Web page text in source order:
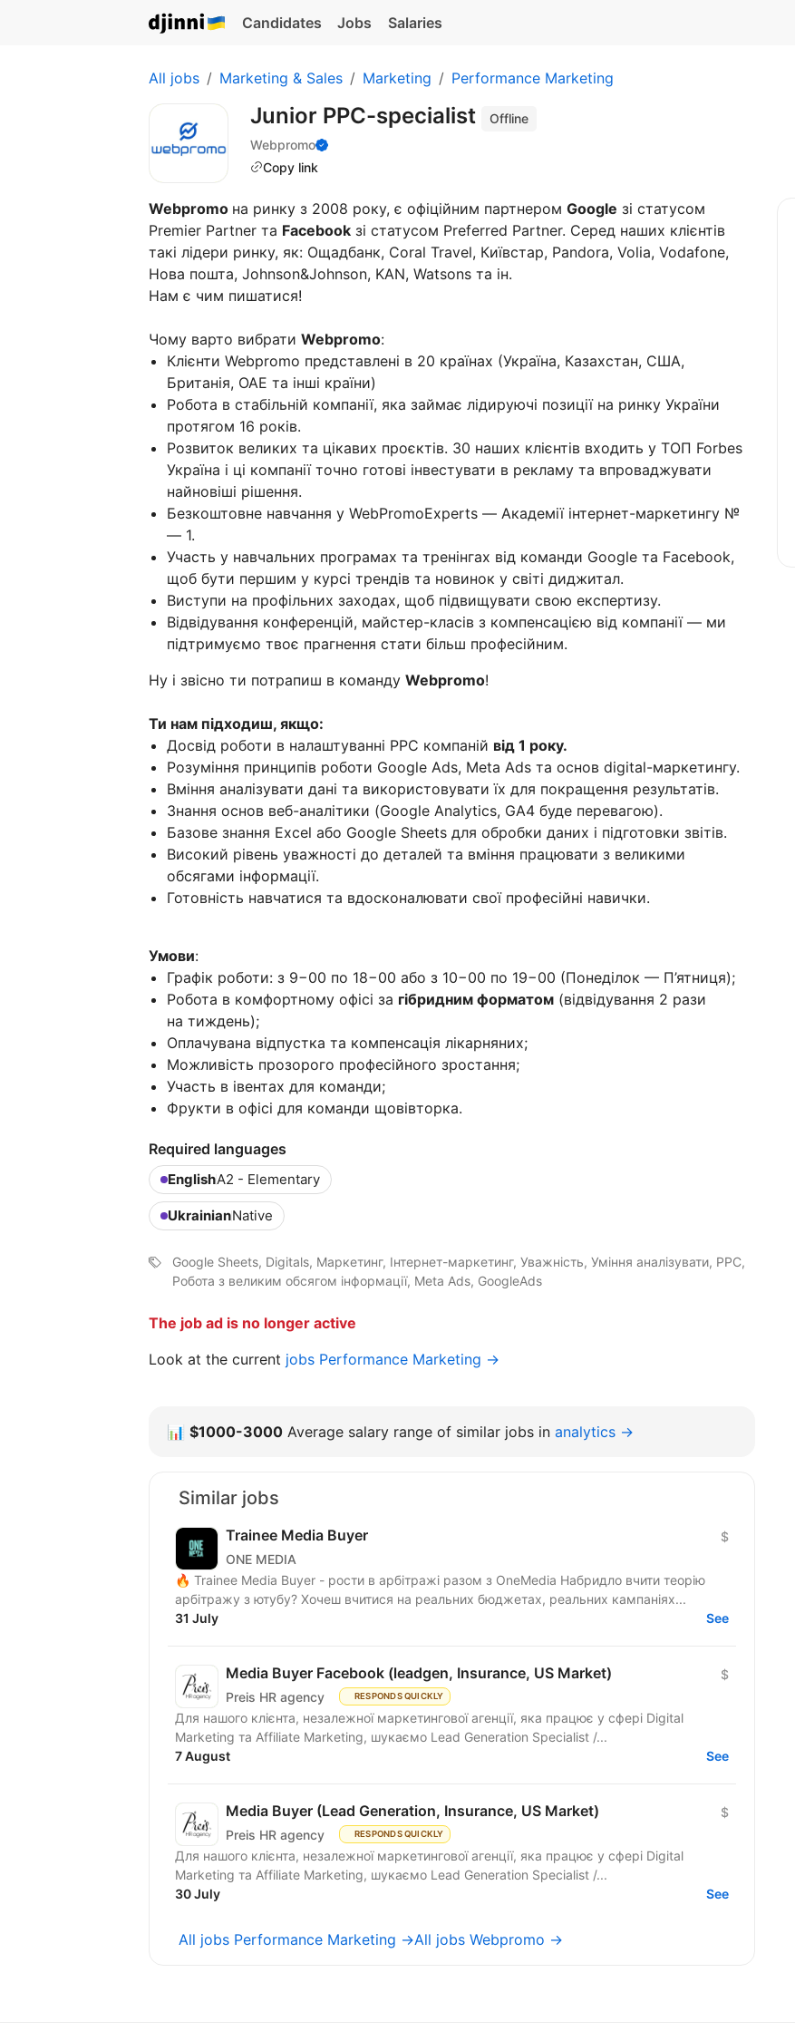
Candidates Jobs Salaries
All jobs Marketing & Sales Marketing Performance Marketing
Junior PPC-specialist
Offline
Webpromo
Copy link
Webpromo на ринку з 2008 року, є офіційним партнером Google зі статусом
Premier Partner та Facebook зі статусом Preferred Partner. Серед наших клієнтів
такі лідери ринку, як: Ощадбанк, Coral Travel, Київстар, Pandora, Volia, Vodafone,
Нова пошта, Johnson&Johnson, KAN, Watsons та ін.
Нам є чим пишатися!
Чому варто вибрати Webpromo:
Клієнти Webpromo представлені в 20 країнах (Україна, Казахстан, США,
Британія, ОАЕ та інші країни)
Робота в стабільній компанії, яка займає лідируючі позиції на ринку України
протягом 16 років.
Розвиток великих та цікавих проєктів. 30 наших клієнтів входить у ТОП Forbes
Україна і ці компанії точно готові інвестувати в рекламу та впроваджувати
найновіші рішення.
Безкоштовне навчання у WebPromoExperts — Академії інтернет-маркетингу №
— 1.
Участь у навчальних програмах та тренінгах від команди Google та Facebook,
щоб бути першим у курсі трендів та новинок у світі диджитал.
Виступи на профільних заходах, щоб підвищувати свою експертизу.
Відвідування конференцій, майстер-класів з компенсацією від компанії — ми
підтримуємо твоє прагнення стати більш професійним.
Ну і звісно ти потрапиш в команду Webpromo!
Ти нам підходиш, якщо:
Досвід роботи в налаштуванні PPC компаній від 1 року.
Розуміння принципів роботи Google Ads, Meta Ads та основ digital-маркетингу.
Вміння аналізувати дані та використовувати їх для покращення результатів.
Знання основ веб-аналітики (Google Analytics, GA4 буде перевагою).
Базове знання Excel або Google Sheets для обробки даних і підготовки звітів.
Високий рівень уважності до деталей та вміння працювати з великими
обсягами інформації.
Готовність навчатися та вдосконалювати свої професійні навички.
Умови:
Графік роботи: з 9−00 по 18−00 або з 10−00 по 19−00 (Понеділок — П’ятниця);
Робота в комфортному офісі за гібридним форматом (відвідування 2 рази
на тиждень);
Оплачувана відпустка та компенсація лікарняних;
Можливість прозорого професійного зростання;
Участь в івентах для команди;
Фрукти в офісі для команди щовівторка.
Required languages
EnglishA2 - Elementary
UkrainianNative
Google Sheets, Digitals, Маркетинг, Інтернет-маркетинг, Уважність, Уміння аналізувати, PPC,
Робота з великим обсягом інформації, Meta Ads, GoogleAds
The job ad is no longer active
Look at the current jobs Performance Marketing →
📊 $1000-3000 Average salary range of similar jobs in analytics →
Similar jobs
Trainee Media Buyer
ONE MEDIA
$
🔥 Trainee Media Buyer - рости в арбітражі разом з OneMedia Набридло вчити теорію
арбітражу з ютубу? Хочеш вчитися на реальних бюджетах, реальних кампаніях...
31 July
See
Media Buyer Facebook (leadgen, Insurance, US Market)
Preis HR agency RESPONDS QUICKLY
$
Для нашого клієнта, незалежної маркетингової агенції, яка працює у сфері Digital
Marketing та Affiliate Marketing, шукаємо Lead Generation Specialist /...
7 August
See
Media Buyer (Lead Generation, Insurance, US Market)
Preis HR agency RESPONDS QUICKLY
$
Для нашого клієнта, незалежної маркетингової агенції, яка працює у сфері Digital
Marketing та Affiliate Marketing, шукаємо Lead Generation Specialist /...
30 July
See
All jobs Performance Marketing →All jobs Webpromo →